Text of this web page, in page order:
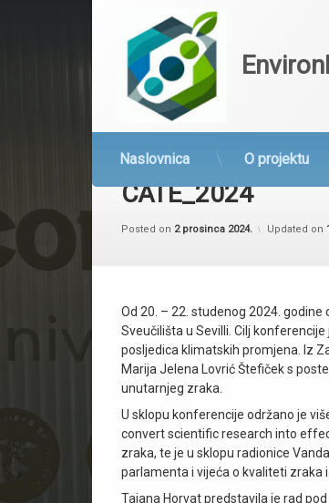
Preskoči
Naslovnica O projektu
CATE_2024
Posted on 2 prosinca 2024. Updated on
Od 20. – 22. studenog 2024.
Sveučilišta u Sevilli. Cilj
posljedica klimatskih promjena. Iz
Marija Jelena Lovrić Štefiček s
unutarnjeg zraka.
U sklopu konferencije održano je
convert scientific research into
zraka, te je u sklopu radionice
parlamenta i vijeća o kvaliteti zraka
Tajana Horvat predstavila je rad pod